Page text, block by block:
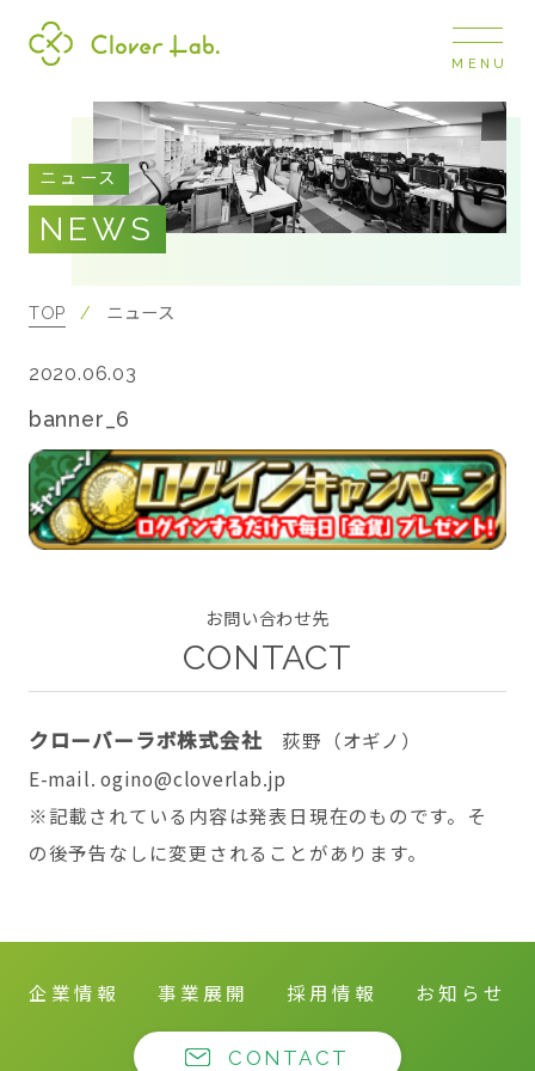
COMPANY
企業情報
ナビ
事業展開
RECRUIT
採用情報
NEWS
お知らせ
CONTACT
twitter facebook instagram
MENU
ニュース
NEWS
TOP ニュース
banner_6
2020.06.03
お問い合わせ先
CONTACT
クローバーラボ株式会社 荻野（オギノ）
E-mail. ogino@cloverlab.jp
※記載されている内容は発表日現在のものです。そ
の後予告なしに変更されることがあります。
企業情報 事業展開 採用情報 お知らせ
CONTACT